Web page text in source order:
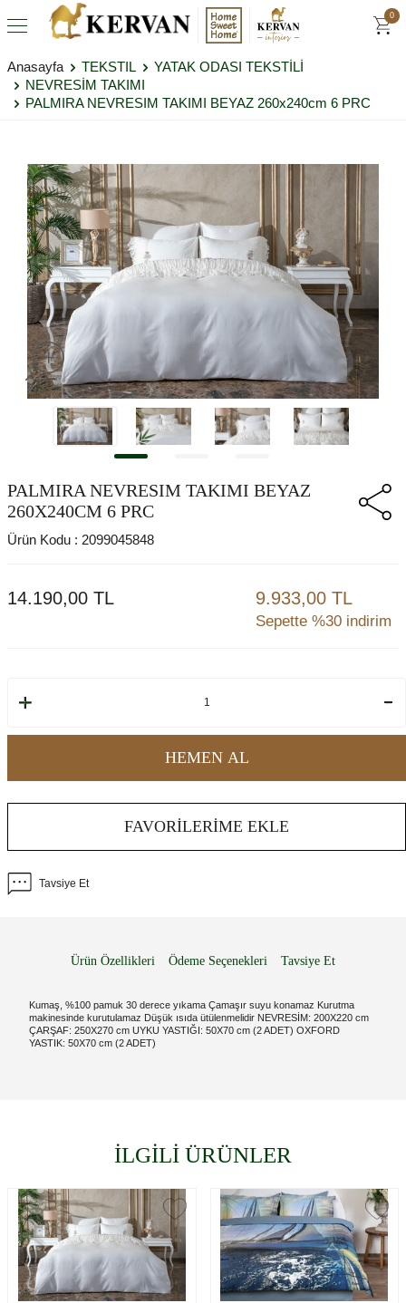
0
Anasayfa TEKSTIL
YATAK ODASI TEKSTİLİ
NEVRESİM TAKIMI
PALMIRA NEVRESIM TAKIMI BEYAZ 260x240cm 6 PRC
PALMIRA NEVRESIM TAKIMI BEYAZ
260X240CM 6 PRC
Ürün Kodu : 2099045848
14.190,00 TL 9.933,00 TL
Sepette %30 indirim
HEMEN AL
FAVORILERIME EKLE
Tavsiye Et
Ürün Özellikleri Ödeme Seçenekleri Tavsiye Et
Kumaş, %100 pamuk 30 derece yıkama Çamaşır suyu konamaz Kurutma
makinesinde kurutulamaz Düşük ısıda ütülenmelidir NEVRESİM: 200X220 cm
ÇARŞAF: 250X270 cm UYKU YASTIĞI: 50X70 cm (2 ADET) OXFORD
YASTIK: 50X70 cm (2 ADET)
İLGİLİ ÜRÜNLER